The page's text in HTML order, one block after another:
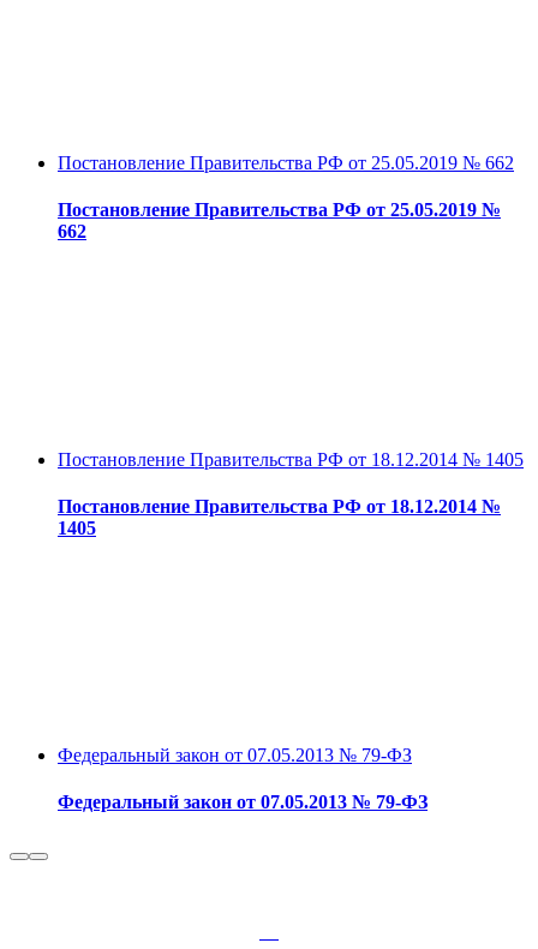
Постановление Правительства РФ от 25.05.2019 № 662
Постановление Правительства РФ от 25.05.2019 №
662
Постановление Правительства РФ от 18.12.2014 № 1405
Постановление Правительства РФ от 18.12.2014 №
1405
Федеральный закон от 07.05.2013 № 79-ФЗ
Федеральный закон от 07.05.2013 № 79-ФЗ